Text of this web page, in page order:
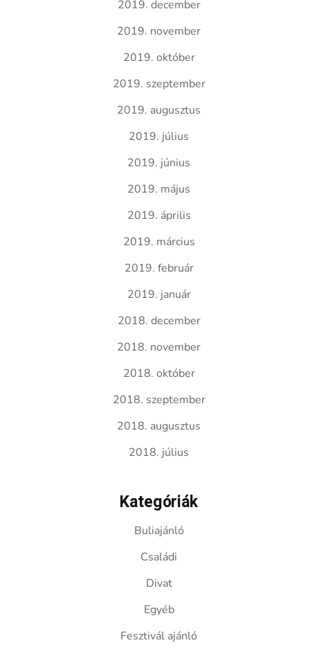
2019. december
2019. november
2019. október
2019. szeptember
2019. augusztus
2019. július
2019. június
2019. május
2019. április
2019. március
2019. február
2019. január
2018. december
2018. november
2018. október
2018. szeptember
2018. augusztus
2018. július
Kategóriák
Buliajánló
Családi
Divat
Egyéb
Fesztivál ajánló